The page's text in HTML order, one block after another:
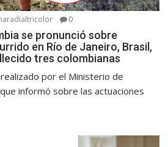
0
se pronunció sobre
en Río de Janeiro, Brasil,
tres colombianas
por el Ministerio de
informó sobre las actuaciones